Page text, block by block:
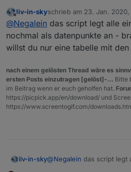
coole Erweiterung des
Hab es so für mich
Script
Jetzt würde ich noch
Sigis Screenshot sehen
deinem anderen Script.
Ist das möglich?
Offline
liv-in-skyschrieb am 23. Jan. 2020,
zuletzt editiert von
@Negalein das script legt alle
nochmal als datenpunkte an -
willst du nur eine tabelle mit
nach einem gelösten Thread wäre es
ersten Posts einzutragen [gelöst]-... Bitte
im Beitrag wenn er euch geholfen hat.
https://picpick.app/en/download/ und
https://www.screentogif.com/
liv-in-sky@Negalein das script legt